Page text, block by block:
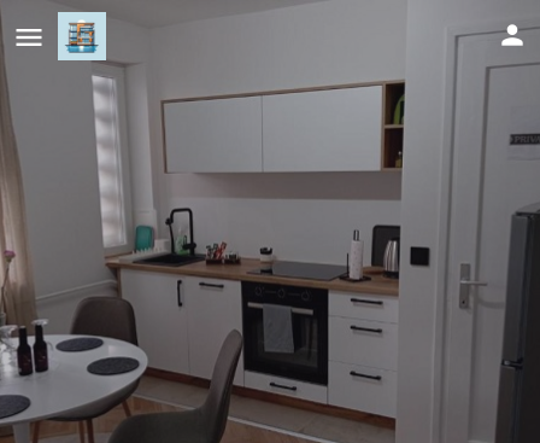
Apartman Leky